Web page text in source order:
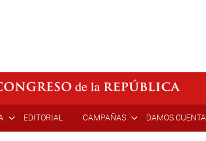
EDITORIAL CAMPAÑAS DAMOS CUENTA